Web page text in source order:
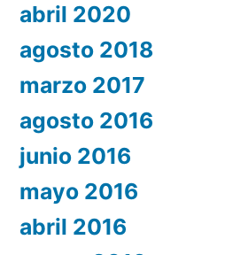
abril 2020
agosto 2018
marzo 2017
agosto 2016
junio 2016
mayo 2016
abril 2016